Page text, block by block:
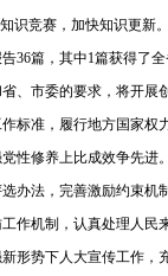
识竞赛，加快知识更
36篇，其中1篇获得了
、市委的要求，将开展
标准，履行地方国家
性修养上比成效争先
办法，完善激励约束
作机制，认真处理人民
形势下人大宣传工作